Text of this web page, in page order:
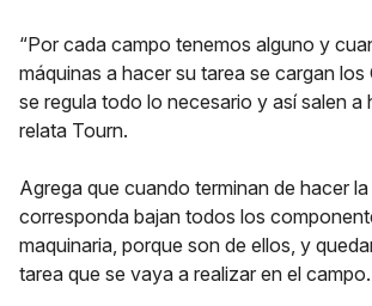
“Por cada campo tenemos alguno y
máquinas a hacer su tarea se cargan los
se regula todo lo necesario y así salen a
relata Tourn.
Agrega que cuando terminan de hacer
corresponda bajan todos los
maquinaria, porque son de ellos, y
tarea que se vaya a realizar en el campo.